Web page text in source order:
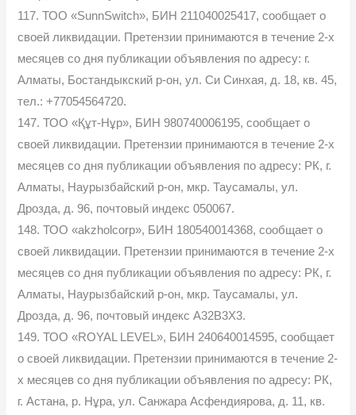
117. ТОО «SunnSwitch», БИН 211040025417, сообщает о
своей ликвидации. Претензии принимаются в течение 2-х
месяцев со дня публикации объявления по адресу: г.
Алматы, Бостандыкский р-он, ул. Си Синхая, д. 18, кв. 45,
тел.: +77054564720.
147. ТОО «Құт-Нұр», БИН 980740006195, сообщает о
своей ликвидации. Претензии принимаются в течение 2-х
месяцев со дня публикации объявления по адресу: РК, г.
Алматы, Наурызбайский р-он, мкр. Таусамалы, ул.
Дрозда, д. 96, почтовый индекс 050067.
148. ТОО «akzholcorp», БИН 180540014368, сообщает о
своей ликвидации. Претензии принимаются в течение 2-х
месяцев со дня публикации объявления по адресу: РК, г.
Алматы, Наурызбайский р-он, мкр. Таусамалы, ул.
Дрозда, д. 96, почтовый индекс A32B3X3.
149. ТОО «ROYAL LEVEL», БИН 240640014595, сообщает
о своей ликвидации. Претензии принимаются в течение 2-
х месяцев со дня публикации объявления по адресу: РК,
г. Астана, р. Нұра, ул. Санжара Асфендиярова, д. 11, кв.